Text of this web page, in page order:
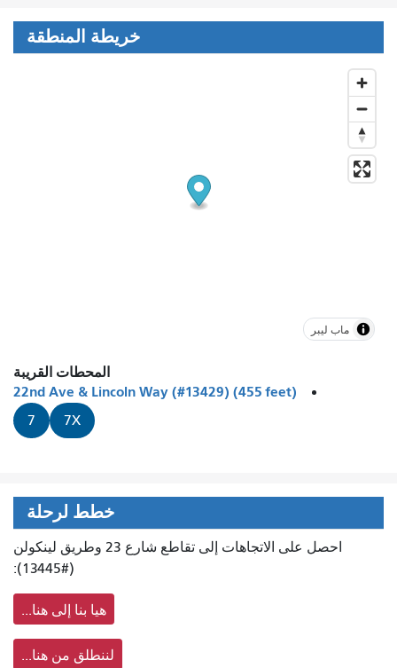
خريطة المنطقة
ماب ليبر
المحطات القريبة
22nd Ave & Lincoln Way (#13429) (455 feet)
7 7X
خطط لرحلة
احصل على الاتجاهات إلى تقاطع شارع 23 وطريق لينكولن
(#13445):
هيا بنا إلى هنا...
لننطلق من هنا...